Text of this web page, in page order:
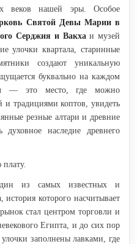
веков нашей эры. Особое
Святой Девы Марии в
Серджия и Вакхаи музей
улочки квартала, старинные
создают уникальную
буквально на каждом
— это место, где можно
и традициями коптов, увидеть
резные алтари и древние
наследие древнего
из самых известных и
которого насчитывает
стал центром торговли и
Египта, и до сих пор
заполнены лавками, где